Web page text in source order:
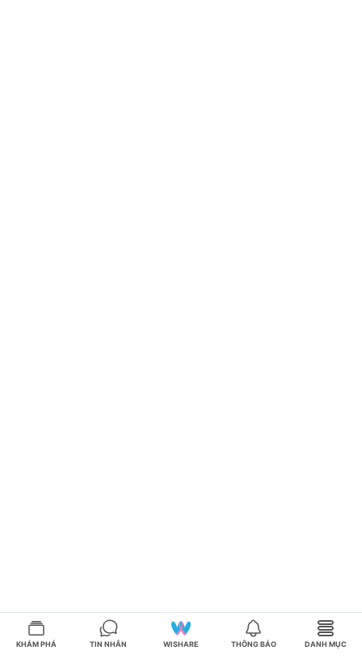
KHÁM PHÁ TIN NHẮN WISHARE THÔNG BÁO DANH MỤC